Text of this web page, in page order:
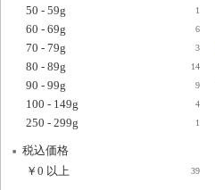
50 - 59g 1
60 - 69g 6
70 - 79g 3
80 - 89g 14
90 - 99g 9
100 - 149g 4
250 - 299g 1
税込価格
￥0 以上 39